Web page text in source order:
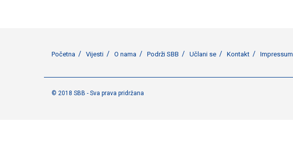
Početna Vijesti O nama Podrži SBB Učlani se Kontakt Impressum
© 2018 SBB - Sva prava pridržana